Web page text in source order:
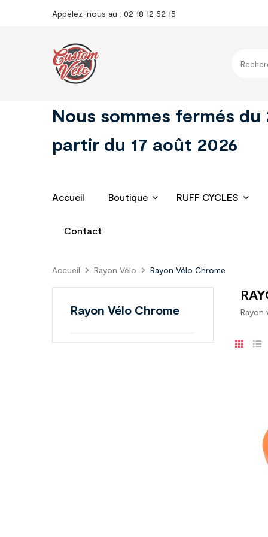
Appelez-nous au : 02 18 12 52 15
Nous sommes fermés
partir du 17 août 2026
Accueil Boutique RUFF CYCLES
Contact
Accueil Rayon Vélo Rayon Vélo Chrome
Rayon Vélo Chrome Rayon